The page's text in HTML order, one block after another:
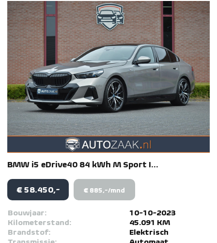
BMW i5 eDrive40 84 kWh M Sport I...
€ 58.450,- € 885,-/mnd
Bouwjaar:
10-10-2023
Kilometerstand:
45.091 KM
Brandstof:
Elektrisch